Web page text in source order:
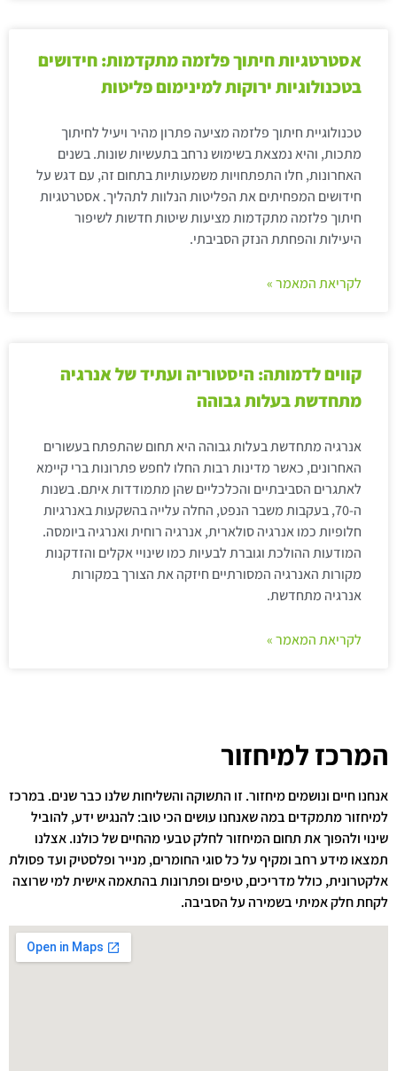
אסטרטגיות חיתוך פלזמה מתקדמות: חידושים
בטכנולוגיות ירוקות למינימום פליטות
טכנולוגיית חיתוך פלזמה מציעה פתרון מהיר ויעיל לחיתוך
מתכות, והיא נמצאת בשימוש נרחב בתעשיות שונות. בשנים
האחרונות, חלו התפתחויות משמעותיות בתחום זה, עם דגש על
חידושים המפחיתים את הפליטות הנלוות לתהליך. אסטרטגיות
חיתוך פלזמה מתקדמות מציעות שיטות חדשות לשיפור
היעילות והפחתת הנזק הסביבתי.
לקריאת המאמר »
קווים לדמותה: היסטוריה ועתיד של אנרגיה
מתחדשת בעלות גבוהה
אנרגיה מתחדשת בעלות גבוהה היא תחום שהתפתח בעשורים
האחרונים, כאשר מדינות רבות החלו לחפש פתרונות ברי קיימא
לאתגרים הסביבתיים והכלכליים שהן מתמודדות איתם. בשנות
ה-70, בעקבות משבר הנפט, החלה עלייה בהשקעות באנרגיות
חלופיות כמו אנרגיה סולארית, אנרגיה רוחית ואנרגיה ביומסה.
המודעות ההולכת וגוברת לבעיות כמו שינויי אקלים והזדקנות
מקורות האנרגיה המסורתיים חיזקה את הצורך במקורות
אנרגיה מתחדשת.
לקריאת המאמר »
המרכז למיחזור
אנחנו חיים ונושמים מיחזור. זו התשוקה והשליחות שלנו כבר שנים. במרכז
למיחזור מתמקדים במה שאנחנו עושים הכי טוב: להנגיש ידע, להוביל
שינוי ולהפוך את תחום המיחזור לחלק טבעי מהחיים של כולנו. אצלנו
תמצאו מידע רחב ומקיף על כל סוגי החומרים, מנייר ופלסטיק ועד פסולת
אלקטרונית, כולל מדריכים, טיפים ופתרונות בהתאמה אישית למי שרוצה
לקחת חלק אמיתי בשמירה על הסביבה.